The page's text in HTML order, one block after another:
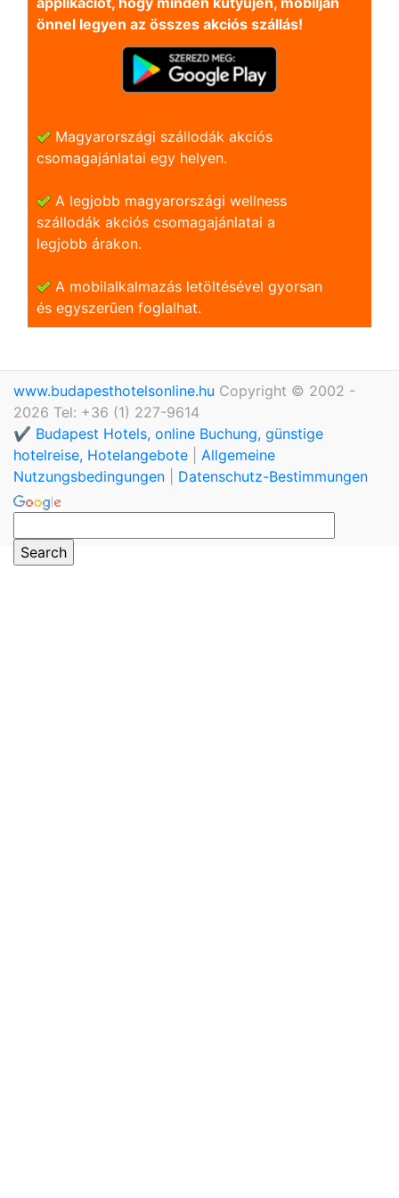
önnel legyen az összes akciós szállás!
Magyarországi szállodák akciós
csomagajánlatai egy helyen.
A legjobb magyarországi wellness
szállodák akciós csomagajánlatai a
legjobb árakon.
A mobilalkalmazás letöltésével gyorsan
és egyszerũen foglalhat.
www.budapesthotelsonline.hu Copyright © 2002 -
2026 Tel: +36 (1) 227-9614
✔️ Budapest Hotels, online Buchung, günstige
hotelreise, Hotelangebote
Allgemeine
Nutzungsbedingungen
Datenschutz-Bestimmungen